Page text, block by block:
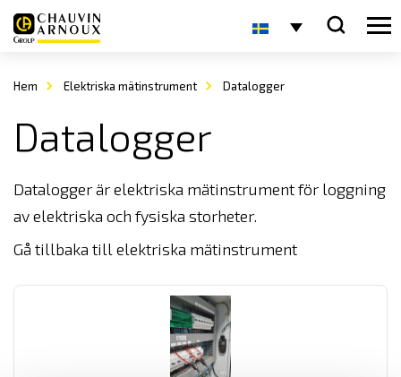
Hem Elektriska mätinstrument Datalogger
Datalogger
Datalogger är elektriska mätinstrument för loggning
av elektriska och fysiska storheter.
Gå tillbaka till elektriska mätinstrument